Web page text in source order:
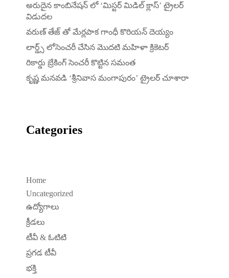
అరుదైన కాంబినేషన్ లో ‘మిస్టర్ మిడిల్ క్లాస్’ ట్రైలర్
విడుదల
వరుణ్ తేజ్ తో మేర్లపాక గాంధీ కొరియన్ దెయ్యం
లార్డ్స్ లోసెంచరీ చేసిన మొదటి మహిళా క్రికెటర్
రికార్డు బ్రేకింగ్ సెంచరీ కొట్టిన సమంత
కృష్ణ మనవడి ‘శ్రీనివాస మంగాపురం’ ట్రైలర్ చూశారా
Categories
Home
Uncategorized
ఉద్యోగాలు
క్రీడలు
టీవీ & ఓటిటి
ప్రగడ టీవీ
భక్తి